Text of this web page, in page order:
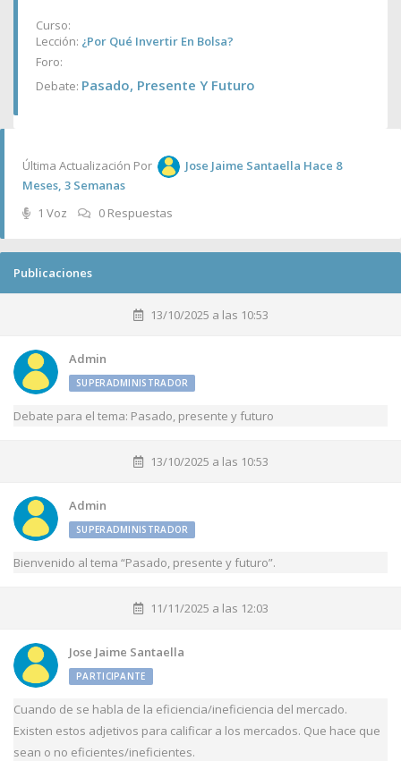
Curso:
Lección: ¿Por Qué Invertir En Bolsa?
Foro:
Debate: Pasado, Presente Y Futuro
Última Actualización Por Jose Jaime Santaella Hace 8
Meses, 3 Semanas
1 Voz
0 Respuestas
Publicaciones
13/10/2025 a las 10:53
Admin
SUPERADMINISTRADOR
Debate para el tema: Pasado, presente y futuro
13/10/2025 a las 10:53
Admin
SUPERADMINISTRADOR
Bienvenido al tema “Pasado, presente y futuro”.
11/11/2025 a las 12:03
Jose Jaime Santaella
PARTICIPANTE
Cuando de se habla de la eficiencia/ineficiencia del mercado.
Existen estos adjetivos para calificar a los mercados. Que hace que
sean o no eficientes/ineficientes.